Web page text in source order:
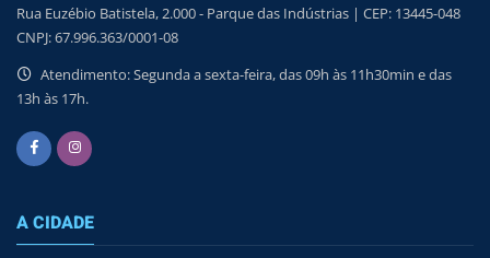
Rua Euzébio Batistela, 2.000 - Parque das Indústrias | CEP: 13445-048
CNPJ: 67.996.363/0001-08
Atendimento: Segunda a sexta-feira, das 09h às 11h30min e das
13h às 17h.
A CIDADE